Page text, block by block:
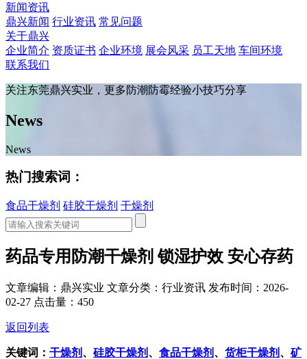
新闻资讯
鼎兴新闻 行业资讯 常见问题
关于鼎兴
企业简介 资质证书 企业环境 展会风采 员工天地 车间环境
联系我们
关注东莞鼎兴实业，更多防潮防霉经验小技巧分享
News
News
热门搜索词：
食品干燥剂 硅胶干燥剂 干燥剂
药品专用防潮干燥剂 锁湿护效 安心存药
文章编辑：鼎兴实业 文章分类：行业资讯 发布时间：2026-
02-27 点击量：450
返回列表
关键词： 干燥剂 、 硅胶干燥剂 、 食品干燥剂 、 货柜干燥剂 、 矿